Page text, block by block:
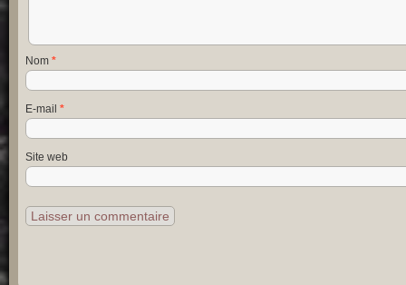
Nom *
E-mail *
Site web